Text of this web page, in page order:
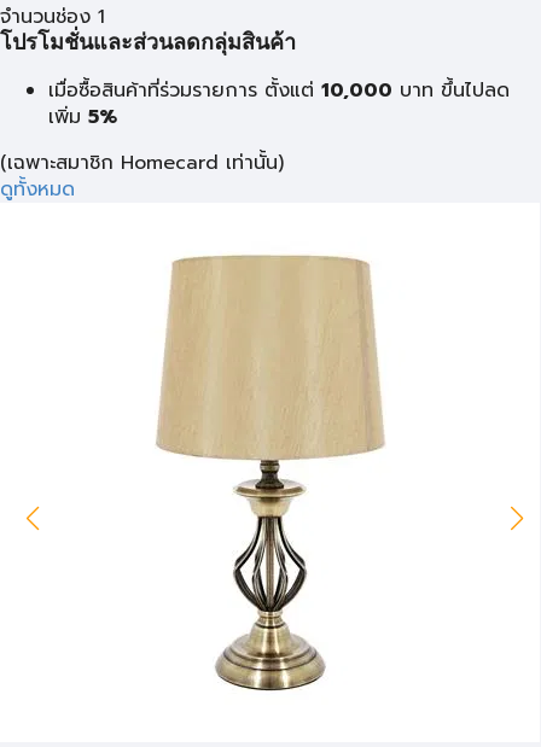
จำนวนช่อง 1
โปรโมชั่นและส่วนลดกลุ่มสินค้า
เมื่อซื้อสินค้าที่ร่วมรายการ ตั้งแต่ 10,000 บาท ขึ้นไปลด
เพิ่ม 5%
(เฉพาะสมาชิก Homecard เท่านั้น)
ดูทั้งหมด